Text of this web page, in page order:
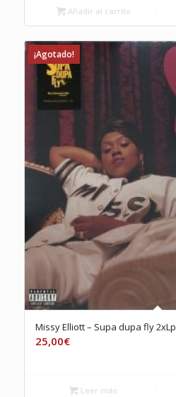
Añadir al carrito
¡Agotado!
Missy Elliott – Supa dupa fly 2xLp
25,00€
Leer más